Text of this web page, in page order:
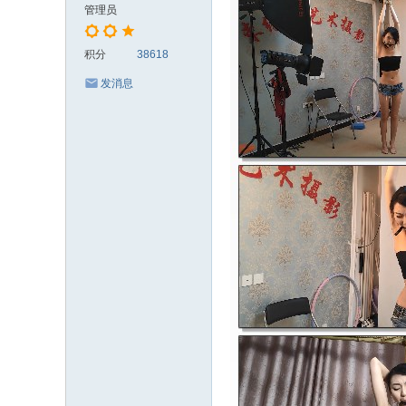
管理员
积分 38618
发消息